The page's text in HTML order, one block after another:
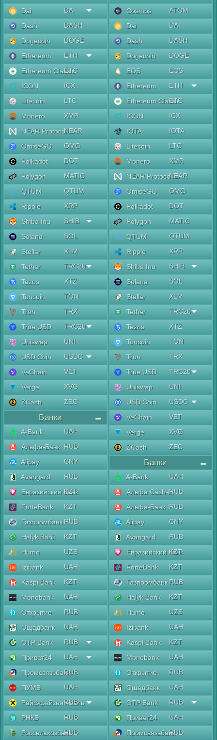
Dai
DAI
Dash
DASH
Dogecoin
DOGE
Ethereum
ETH
Ethereum Classic
ETC
ICON
ICX
Litecoin
LTC
Monero
XMR
NEAR ProtocolNEAR
OmiseGO
OMG
Polkadot
DOT
Polygon
MATIC
QTUM
QTUM
Ripple
XRP
Shiba Inu
SHIB
Solana
SOL
Stellar
XLM
Tether
TRC20
Tezos
XTZ
Toncoin
TON
Tron
TRX
True USD
TRC20
Uniswap
UNI
USD Coin
USDC
VeChain
VET
Verge
XVG
ZCash
ZEC
Банки
A-Bank
UAH
Альфа-Банк RUB
Alipay
CNY
Avangard
RUB
Евразийский банк
KZT
ForteBank
KZT
Газпромбанк RUB
Halyk Bank
KZT
Humo
UZS
Izibank
UAH
Kaspi Bank
KZT
Monobank
UAH
Открытие
RUB
Ощадбанк
UAH
OTP Bank
RUB
Приват24
UAH
ПромсвязьбанкRUB
ПУМБ
UAH
Райффайзен Аваль
RUB
РНКБ
RUB
РоссельхозбанкRUB
Cosmos
ATOM
Dai
DAI
Dash
DASH
Dogecoin
DOGE
EOS
EOS
Ethereum
ETH
Ethereum Classic
ETC
ICON
ICX
IOTA
IOTA
Litecoin
LTC
Monero
XMR
NEAR ProtocolNEAR
OmiseGO
OMG
Polkadot
DOT
Polygon
MATIC
QTUM
QTUM
Ripple
XRP
Shiba Inu
SHIB
Solana
SOL
Stellar
XLM
Tether
TRC20
Tezos
XTZ
Toncoin
TON
Tron
TRX
True USD
TRC20
Uniswap
UNI
USD Coin
USDC
VeChain
VET
Verge
XVG
ZCash
ZEC
Банки
A-Bank
UAH
Альфа Cash-inRUB
Альфа-Банк RUB
Alipay
CNY
Avangard
RUB
Евразийский банк
KZT
ForteBank
KZT
Газпромбанк RUB
Halyk Bank
KZT
Humo
UZS
Izibank
UAH
Kaspi Bank
KZT
Monobank
UAH
Открытие
RUB
Ощадбанк
UAH
OTP Bank
RUB
Приват24
UAH
ПромсвязьбанкRUB